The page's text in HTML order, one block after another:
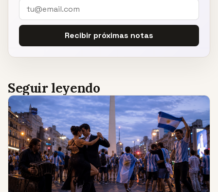
Recibir próximas notas
Seguir leyendo